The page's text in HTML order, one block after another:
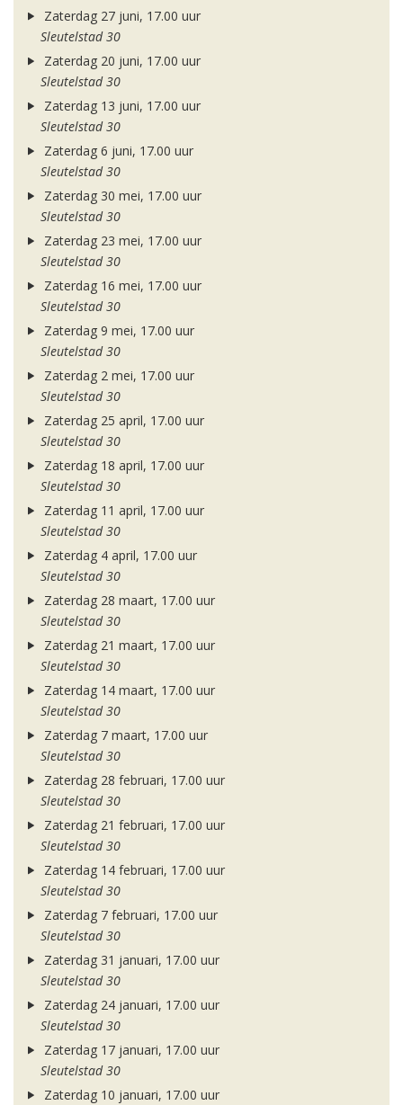
Zaterdag 27 juni, 17.00 uur
Sleutelstad 30
Zaterdag 20 juni, 17.00 uur
Sleutelstad 30
Zaterdag 13 juni, 17.00 uur
Sleutelstad 30
Zaterdag 6 juni, 17.00 uur
Sleutelstad 30
Zaterdag 30 mei, 17.00 uur
Sleutelstad 30
Zaterdag 23 mei, 17.00 uur
Sleutelstad 30
Zaterdag 16 mei, 17.00 uur
Sleutelstad 30
Zaterdag 9 mei, 17.00 uur
Sleutelstad 30
Zaterdag 2 mei, 17.00 uur
Sleutelstad 30
Zaterdag 25 april, 17.00 uur
Sleutelstad 30
Zaterdag 18 april, 17.00 uur
Sleutelstad 30
Zaterdag 11 april, 17.00 uur
Sleutelstad 30
Zaterdag 4 april, 17.00 uur
Sleutelstad 30
Zaterdag 28 maart, 17.00 uur
Sleutelstad 30
Zaterdag 21 maart, 17.00 uur
Sleutelstad 30
Zaterdag 14 maart, 17.00 uur
Sleutelstad 30
Zaterdag 7 maart, 17.00 uur
Sleutelstad 30
Zaterdag 28 februari, 17.00 uur
Sleutelstad 30
Zaterdag 21 februari, 17.00 uur
Sleutelstad 30
Zaterdag 14 februari, 17.00 uur
Sleutelstad 30
Zaterdag 7 februari, 17.00 uur
Sleutelstad 30
Zaterdag 31 januari, 17.00 uur
Sleutelstad 30
Zaterdag 24 januari, 17.00 uur
Sleutelstad 30
Zaterdag 17 januari, 17.00 uur
Sleutelstad 30
Zaterdag 10 januari, 17.00 uur